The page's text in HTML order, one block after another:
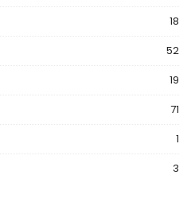
18
52
19
71
1
3